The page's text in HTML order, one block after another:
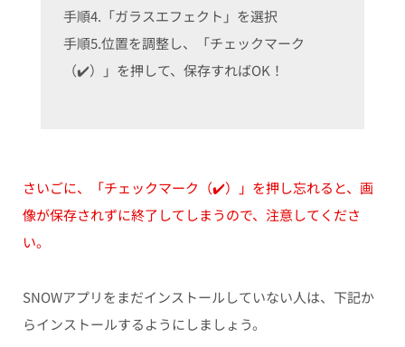
手順4.「ガラスエフェクト」を選択
手順5.位置を調整し、「チェックマーク
（✔️）」を押して、保存すればOK！
さいごに、「チェックマーク（✔️）」を押し忘れると、画
像が保存されずに終了してしまうので、注意してくださ
い。
SNOWアプリをまだインストールしていない人は、下記か
らインストールするようにしましょう。